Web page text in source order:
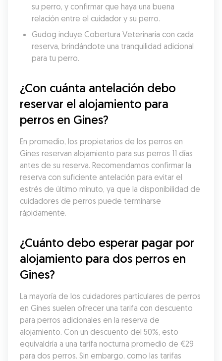
su perro, y confirmar que haya una buena
relación entre el cuidador y su perro.
Gudog incluye Cobertura Veterinaria con cada
reserva, brindándote una tranquilidad adicional
para tu perro.
¿Con cuánta antelación debo
reservar el alojamiento para
perros en Gines?
En promedio, los propietarios de los perros en
Gines reservan alojamiento para sus perros 11 días
antes de su reserva. Recomendamos confirmar la
reserva con suficiente antelación para evitar el
estrés de último minuto, ya que la disponibilidad de
cuidadores de perros puede terminarse
rápidamente.
¿Cuánto debo esperar pagar por
alojamiento para dos perros en
Gines?
La mayoría de los cuidadores particulares de perros
en Gines suelen ofrecer una tarifa con descuento
para perros adicionales en la reserva de
alojamiento. Con un descuento del 50%, esto
equivaldría a una tarifa nocturna promedio de €29
para dos perros. Sin embargo, como las tarifas